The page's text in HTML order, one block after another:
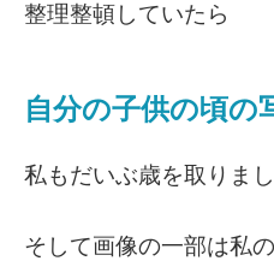
整理整頓していたら
自分の子供の頃の
私もだいぶ歳を取りま
そして画像の一部は私